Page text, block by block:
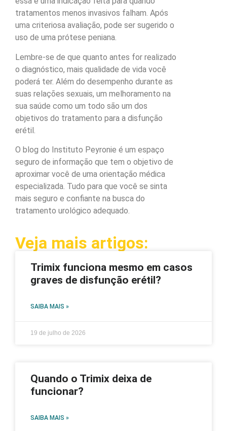
tratamentos menos invasivos falham. Após
uma criteriosa avaliação, pode ser sugerido o
uso de uma prótese peniana.
Lembre-se de que quanto antes for realizado
o diagnóstico, mais qualidade de vida você
poderá ter. Além do desempenho durante as
suas relações sexuais, um melhoramento na
sua saúde como um todo são um dos
objetivos do tratamento para a disfunção
erétil.
O blog do Instituto Peyronie é um espaço
seguro de informação que tem o objetivo de
aproximar você de uma orientação médica
especializada. Tudo para que você se sinta
mais seguro e confiante na busca do
tratamento urológico adequado.
Veja mais artigos:
Trimix funciona mesmo em casos
graves de disfunção erétil?
SAIBA MAIS »
19 de julho de 2026
Quando o Trimix deixa de
funcionar?
SAIBA MAIS »